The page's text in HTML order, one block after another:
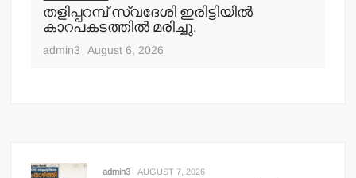
തളിപ്പറമ്പ് സ്വദേശി ഇരിട്ടിയില്‍
കാറപകടത്തില്‍ മരിച്ചു.
admin3 August 6, 2026
admin3 AUGUST 7, 2026